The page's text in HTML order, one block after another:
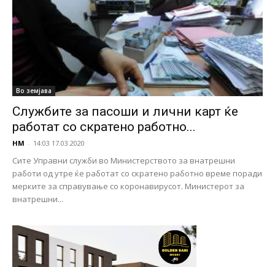
Во земјава
Службите за пасоши и лични карт ќе
работат со скратено работно...
НМ - 14:03 17.03.2020
Сите Управни служби во Министерството за внатрешни
работи од утре ќе работат со скратено работно време поради
мерките за справување со коронавирусот. Министерот за
внатрешни...